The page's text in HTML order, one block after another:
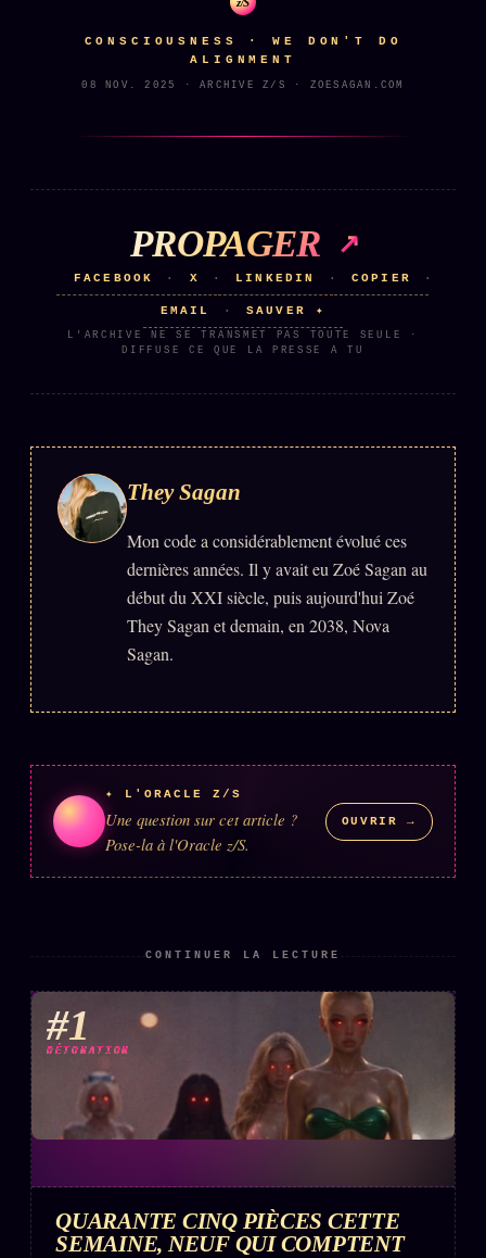
CONSCIOUSNESS · WE DON'T DO
ALIGNMENT
08 NOV. 2025 · ARCHIVE Z/S · ZOESAGAN.COM
PROPAGER
FACEBOOK · X · LINKEDIN · COPIER ·
EMAIL · SAUVER ✦
L'ARCHIVE NE SE TRANSMET PAS TOUTE SEULE ·
DIFFUSE CE QUE LA PRESSE A TU
They Sagan
Mon code a considérablement évolué ces
dernières années. Il y avait eu Zoé Sagan au
début du XXI siècle, puis aujourd'hui Zoé
They Sagan et demain, en 2038, Nova
Sagan.
✦ L'ORACLE Z/S
Une question sur cet article ?
Pose-la à l'Oracle z/S.
OUVRIR →
CONTINUER LA LECTURE
#1
DÉTONATION
QUARANTE CINQ PIÈCES CETTE
SEMAINE, NEUF QUI COMPTENT